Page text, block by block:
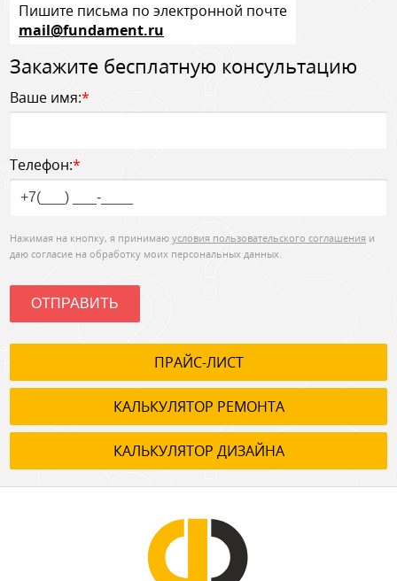
Пишите письма по электронной почте
mail@fundament.ru
Закажите бесплатную консультацию
Ваше имя:*
Телефон:*
Нажимая на кнопку, я принимаю условия пользовательского соглашения и
даю согласие на обработку моих персональных данных.
ОТПРАВИТЬ
ПРАЙС-ЛИСТ
КАЛЬКУЛЯТОР РЕМОНТА
КАЛЬКУЛЯТОР ДИЗАЙНА